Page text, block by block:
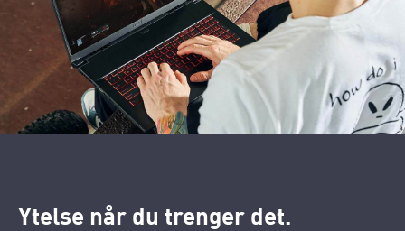
Ytelse når du trenger det.